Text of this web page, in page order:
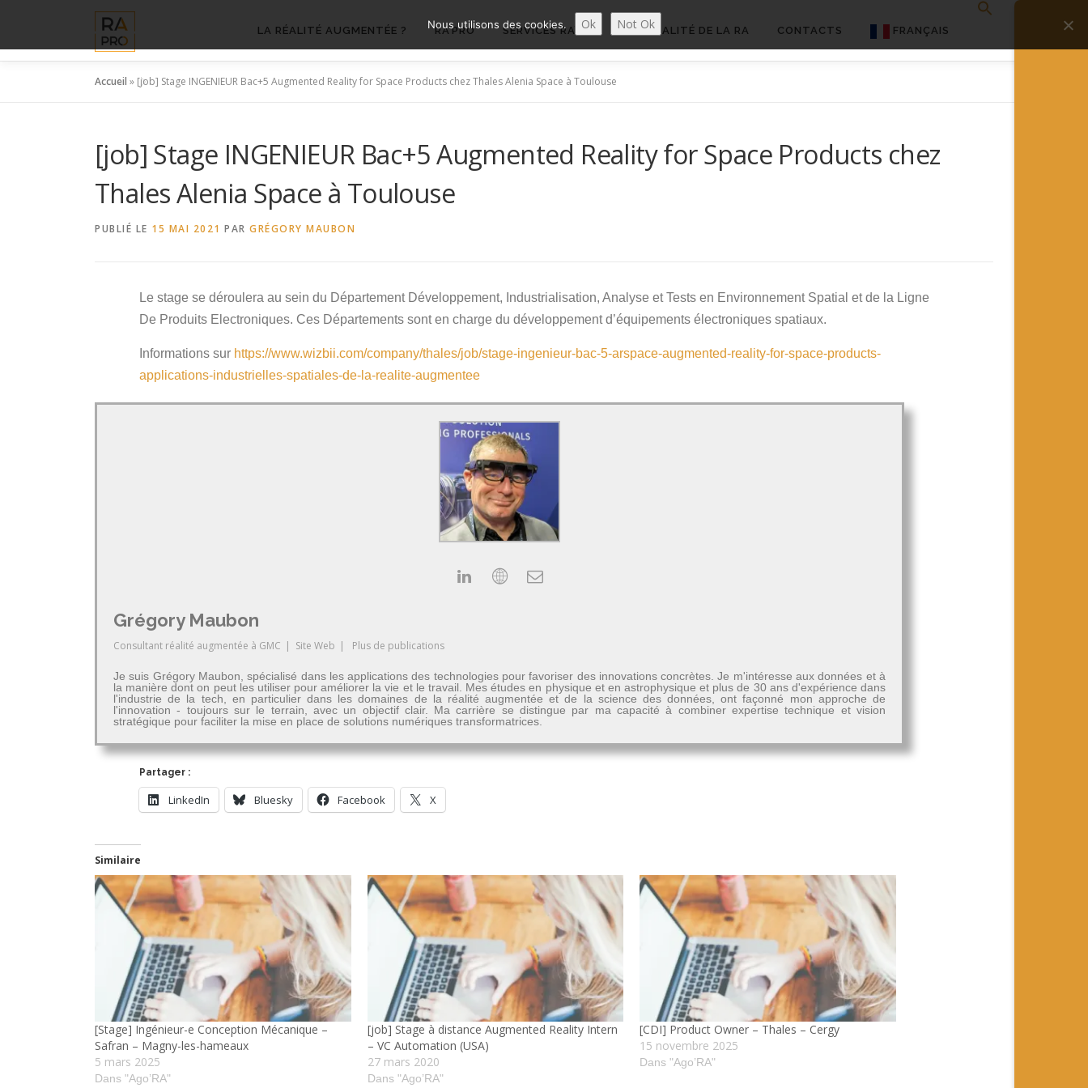
contenu
LA RÉALITÉ AUGMENTÉE ? RA’PRO SERVICES RA’PRO ACTUALITÉ DE LA RA CONTACTS FRANÇAIS
Deutsch
Accueil » [job] Stage INGENIEUR Bac+5 Augmented Reality for Space Products chez Thales Alenia Space à Toulouse
[job] Stage INGENIEUR Bac+5 Augmented Reality for Space Products chez
Thales Alenia Space à Toulouse
PUBLIÉ LE 15 MAI 2021 PAR GRÉGORY MAUBON
Le stage se déroulera au sein du Département Développement, Industrialisation, Analyse et Tests en Environnement Spatial et de la Ligne
De Produits Electroniques. Ces Départements sont en charge du développement d’équipements électroniques spatiaux.
Informations sur https://www.wizbii.com/company/thales/job/stage-ingenieur-bac-5-arspace-augmented-reality-for-space-products-
applications-industrielles-spatiales-de-la-realite-augmentee
Grégory Maubon
Consultant réalité augmentée à GMC | Site Web | Plus de publications
Je suis Grégory Maubon, spécialisé dans les applications des technologies pour favoriser des innovations concrètes. Je m'intéresse aux données et à
la manière dont on peut les utiliser pour améliorer la vie et le travail. Mes études en physique et en astrophysique et plus de 30 ans d'expérience dans
l'industrie de la tech, en particulier dans les domaines de la réalité augmentée et de la science des données, ont façonné mon approche de
l'innovation - toujours sur le terrain, avec un objectif clair. Ma carrière se distingue par ma capacité à combiner expertise technique et vision
stratégique pour faciliter la mise en place de solutions numériques transformatrices.
Partager :
LinkedIn Bluesky Facebook X
Similaire
[Stage] Ingénieur-e Conception Mécanique –
Safran – Magny-les-hameaux
5 mars 2025
Dans "Ago’RA"
[job] Stage à distance Augmented Reality Intern
– VC Automation (USA)
27 mars 2020
Dans "Ago’RA"
[CDI] Product Owner – Thales – Cergy
15 novembre 2025
Dans "Ago’RA"
Nous utilisons des cookies. Ok Not Ok